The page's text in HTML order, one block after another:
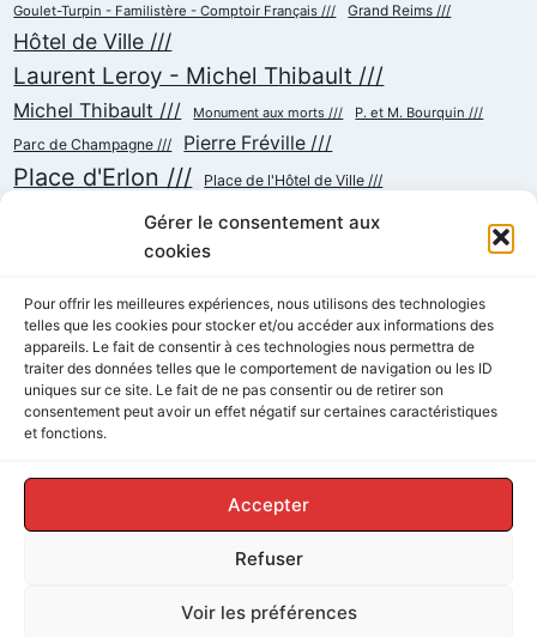
Gérer le consentement aux
cookies
Pour offrir les meilleures expériences, nous utilisons des technologies
telles que les cookies pour stocker et/ou accéder aux informations des
appareils. Le fait de consentir à ces technologies nous permettra de
traiter des données telles que le comportement de navigation ou les ID
uniques sur ce site. Le fait de ne pas consentir ou de retirer son
consentement peut avoir un effet négatif sur certaines caractéristiques
et fonctions.
Accepter
Refuser
Voir les préférences
Goulet-Turpin - Familistère - Comptoir Français /// Grand Reims ///
Hôtel de Ville ///
Laurent Leroy - Michel Thibault ///
Michel Thibault /// Monument aux morts /// P. et M. Bourquin ///
Parc de Champagne /// Pierre Fréville ///
Place d'Erlon /// Place de l'Hôtel de Ville ///
Place de la République /// Place du Cardinal Luçon ///
Place du Forum/des Marchés ///
Rue Buirette /// Rue Carnot /// Rue Chanzy /// Rue Colbert ///
Rue Cérès /// Rue de l'Etape /// Rue de Mars /// Rue de Talleyrand ///
Rue de Vesle /// Rue Thiers /// Succursalisme /// Tramway ///
École ///
Kadence WP